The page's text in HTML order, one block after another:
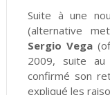
Suite à une
(alternative
Sergio Vega
2009, suite au
confirmé son
expliqué les